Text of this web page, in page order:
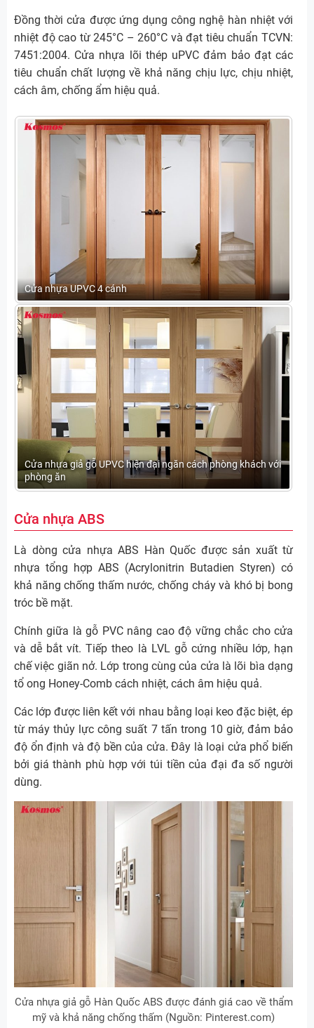
Đồng thời cửa được ứng dụng công nghệ hàn nhiệt với
nhiệt độ cao từ 245°C – 260°C và đạt tiêu chuẩn TCVN:
7451:2004. Cửa nhựa lõi thép uPVC đảm bảo đạt các
tiêu chuẩn chất lượng về khả năng chịu lực, chịu nhiệt,
cách âm, chống ẩm hiệu quả.
Cửa nhựa UPVC 4 cánh
Cửa nhựa giả gỗ UPVC hiện đại ngăn cách phòng khách với
phòng ăn
Cửa nhựa ABS
Là dòng cửa nhựa ABS Hàn Quốc được sản xuất từ
nhựa tổng hợp ABS (Acrylonitrin Butadien Styren) có
khả năng chống thấm nước, chống cháy và khó bị bong
tróc bề mặt.
Chính giữa là gỗ PVC nâng cao độ vững chắc cho cửa
và dễ bắt vít. Tiếp theo là LVL gỗ cứng nhiều lớp, hạn
chế việc giãn nở. Lớp trong cùng của cửa là lõi bìa dạng
tổ ong Honey-Comb cách nhiệt, cách âm hiệu quả.
Các lớp được liên kết với nhau bằng loại keo đặc biệt, ép
từ máy thủy lực công suất 7 tấn trong 10 giờ, đảm bảo
độ ổn định và độ bền của cửa. Đây là loại cửa phổ biến
bởi giá thành phù hợp với túi tiền của đại đa số người
dùng.
Cửa nhựa giả gỗ Hàn Quốc ABS được đánh giá cao về thẩm
mỹ và khả năng chống thấm (Nguồn: Pinterest.com)